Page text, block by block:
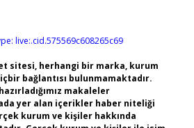
live:.cid.575569c608265c69
sitesi, herhangi bir marka, kurum
bağlantısı bulunmamaktadır.
makaleler
yer alan içerikler haber niteliği
kurum ve kişiler hakkında